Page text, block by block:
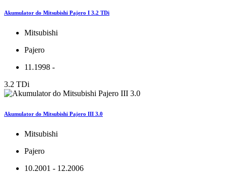
Akumulator do Mitsubishi Pajero I 3.2 TDi
Mitsubishi
Pajero
11.1998 -
3.2 TDi
Akumulator do Mitsubishi Pajero III 3.0
Mitsubishi
Pajero
10.2001 - 12.2006